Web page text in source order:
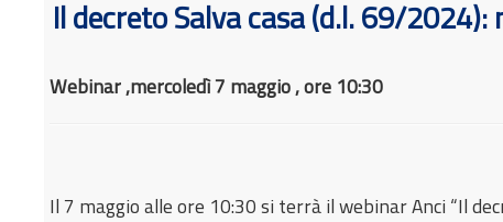
Il decreto Salva casa (d.l. 69/
Webinar ,mercoledì 7 maggio , ore 10:30
Il 7 maggio alle ore 10:30 si terrà il webinar Anci “Il